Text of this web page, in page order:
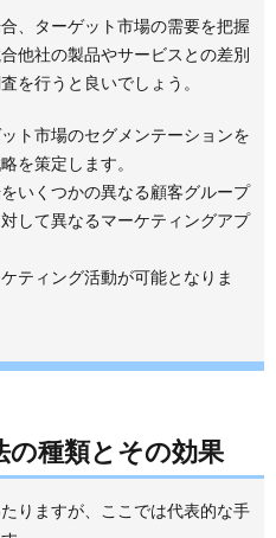
、ターゲット市場の需要を把握
他社の製品やサービスとの差別
を行うと良いでしょう。
ト市場のセグメンテーションを
を策定します。
いくつかの異なる顧客グループ
して異なるマーケティングアプ
ティング活動が可能となりま
の種類とその効果
りますが、ここでは代表的な手